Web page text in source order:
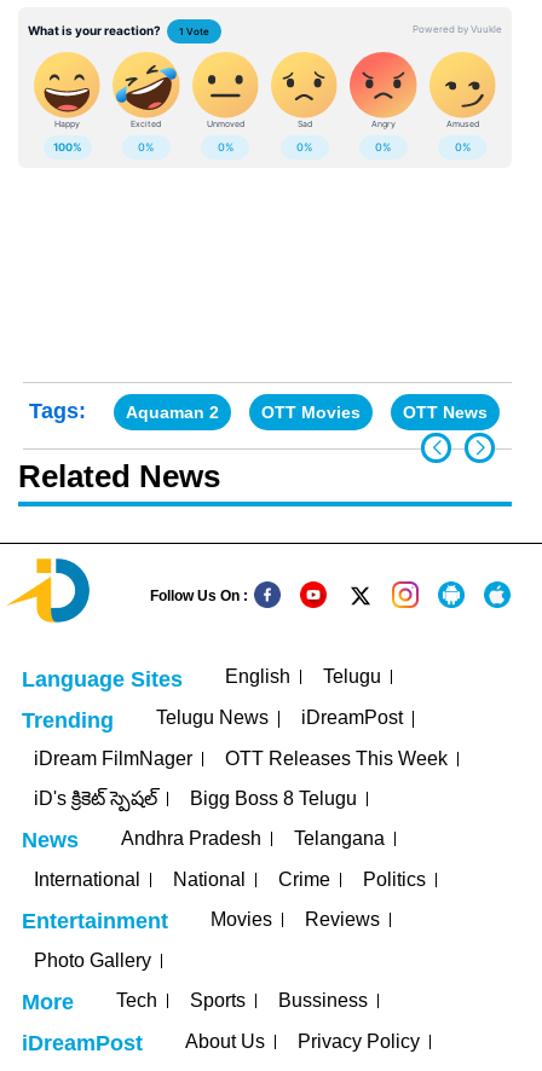
Tags: Aquaman 2 OTT Movies OTT News
Related News
Follow Us On :
Language Sites English Telugu
Trending Telugu News
iDreamPost
iDream FilmNager
OTT Releases This Week
iD's క్రికెట్ స్పెషల్
Bigg Boss 8 Telugu
News Andhra Pradesh
Telangana
International
National Crime Politics
Entertainment Movies
Reviews
Photo Gallery
More Tech Sports Bussiness
iDreamPost About Us Privacy Policy